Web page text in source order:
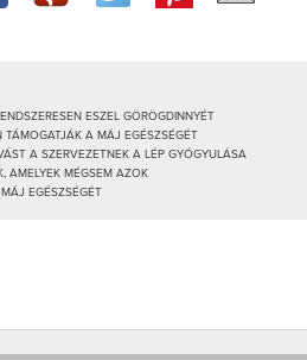
ESZEL GÖRÖGDINNYÉT
A MÁJ EGÉSZSÉGÉT
A SZERVEZETNEK A LÉP GYÓGYULÁSA
AMELYEK MÉGSEM AZOK
EGÉSZSÉGÉT